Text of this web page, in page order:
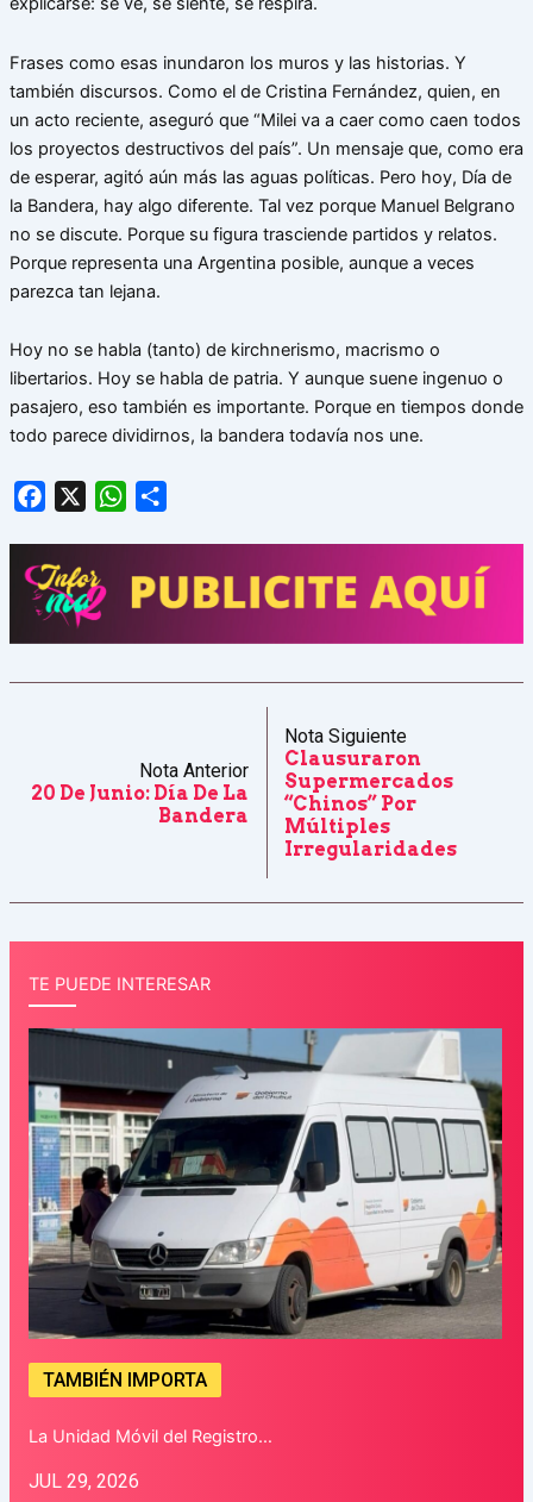
Frases como esas inundaron los muros y las historias. Y
también discursos. Como el de Cristina Fernández, quien, en
un acto reciente, aseguró que “Milei va a caer como caen todos
los proyectos destructivos del país”. Un mensaje que, como era
de esperar, agitó aún más las aguas políticas. Pero hoy, Día de
la Bandera, hay algo diferente. Tal vez porque Manuel Belgrano
no se discute. Porque su figura trasciende partidos y relatos.
Porque representa una Argentina posible, aunque a veces
parezca tan lejana.
Hoy no se habla (tanto) de kirchnerismo, macrismo o
libertarios. Hoy se habla de patria. Y aunque suene ingenuo o
pasajero, eso también es importante. Porque en tiempos donde
todo parece dividirnos, la bandera todavía nos une.
Facebook WhatsApp
Nota Anterior
20 De Junio: Día De La
Bandera
Nota Siguiente
Clausuraron
Supermercados
“chinos” Por
Múltiples
Irregularidades
TE PUEDE INTERESAR
TAMBIÉN IMPORTA
La Unidad Móvil del Registro…
JUL 29, 2026